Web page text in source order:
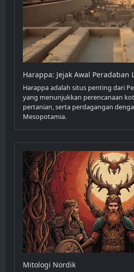
Harappa: Jejak Awal Peradaban
Harappa adalah situs penting dari
yang menunjukkan perencanaan
pertanian, serta perdagangan
Mesopotamia.
Mitologi Nordik